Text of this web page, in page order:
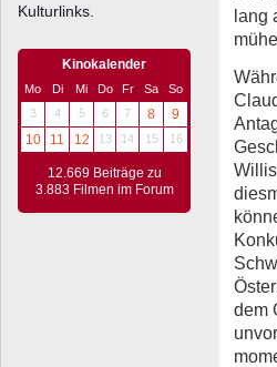
Kulturlinks.
Kinokalender
Mo Di Mi Do Fr Sa
So
3
4 5 6 7 8
9
10
11 12 13 14 15 16
12.669 Beiträge zu
3.883 Filmen im Forum
lang
dem